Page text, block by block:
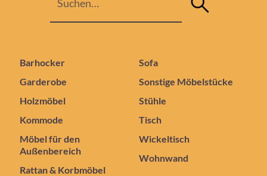
Barhocker
Garderobe
Holzmöbel
Kommode
Möbel für den
Außenbereich
Rattan & Korbmöbel
Sofa
Sonstige Möbelstücke
Stühle
Tisch
Wickeltisch
Wohnwand